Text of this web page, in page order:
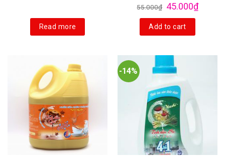
Read more
55.000₫ 45.000₫
Add to cart
-14%